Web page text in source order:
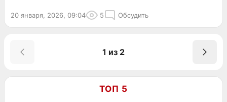
20 января, 2026, 09:04 5 Обсудить
1 из 2
ТОП 5